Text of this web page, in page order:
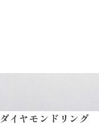
イヤモンドリング